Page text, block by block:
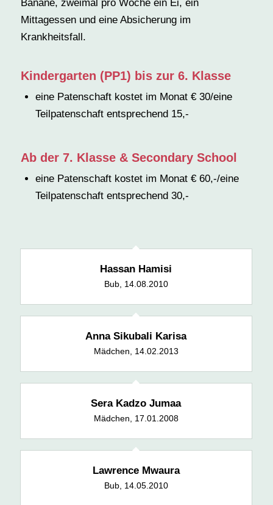
Banane, zweimal pro Woche ein Ei, ein
Mittagessen und eine Absicherung im
Krankheitsfall.
Kindergarten (PP1) bis zur 6. Klasse
eine Patenschaft kostet im Monat € 30/eine
Teilpatenschaft entsprechend 15,-
Ab der 7. Klasse & Secondary School
eine Patenschaft kostet im Monat € 60,-/eine
Teilpatenschaft entsprechend 30,-
Hassan Hamisi
Bub, 14.08.2010
Anna Sikubali Karisa
Mädchen, 14.02.2013
Sera Kadzo Jumaa
Mädchen, 17.01.2008
Lawrence Mwaura
Bub, 14.05.2010